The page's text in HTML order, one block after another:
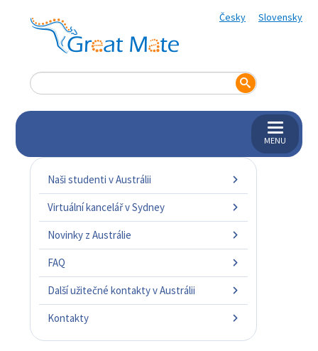
Česky Slovensky
MENU
Naši studenti v Austrálii
Virtuální kancelář v Sydney
Novinky z Austrálie
FAQ
Další užitečné kontakty v Austrálii
Kontakty